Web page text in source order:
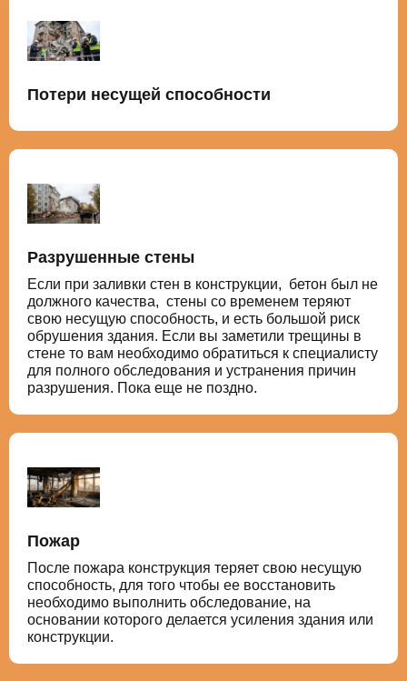
Потери несущей способности
Разрушенные стены
Если при заливки стен в конструкции, бетон был не
должного качества, стены со временем теряют
свою несущую способность, и есть большой риск
обрушения здания. Если вы заметили трещины в
стене то вам необходимо обратиться к специалисту
для полного обследования и устранения причин
разрушения. Пока еще не поздно.
Пожар
После пожара конструкция теряет свою несущую
способность, для того чтобы ее восстановить
необходимо выполнить обследование, на
основании которого делается усиления здания или
конструкции.